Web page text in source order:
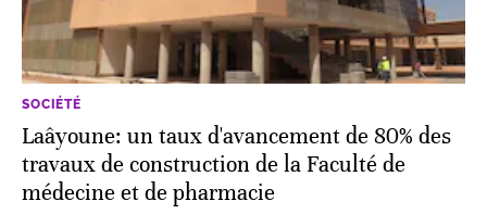
SOCIÉTÉ
Laâyoune: un taux d'avancement de 80% des
travaux de construction de la Faculté de
médecine et de pharmacie